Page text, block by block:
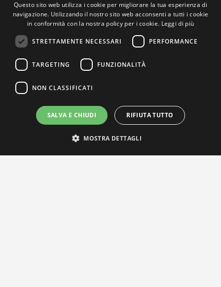
Questo sito web utilizza i cookie per migliorare la tua esperienza di
navigazione. Utilizzando il nostro sito web acconsenti a tutti i cookie
in conformità con la nostra policy per i cookie. Leggi di più
STRETTAMENTE NECESSARI PERFORMANCE
TARGETING FUNZIONALITÀ
NON CLASSIFICATI
SALVA E CHIUDI RIFIUTA TUTTO
MOSTRA DETTAGLI